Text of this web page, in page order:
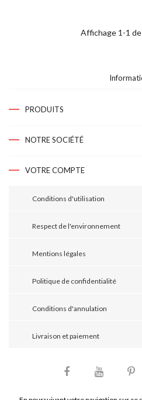
Affichage 1-1
PRODUITS
NOTRE SOCIÉTÉ
VOTRE COMPTE
Conditions d'utilisation
Respect de l'environnement
Mentions légales
Politique de confidentialité
Conditions d'annulation
Livraison et paiement
Facebook YouTube